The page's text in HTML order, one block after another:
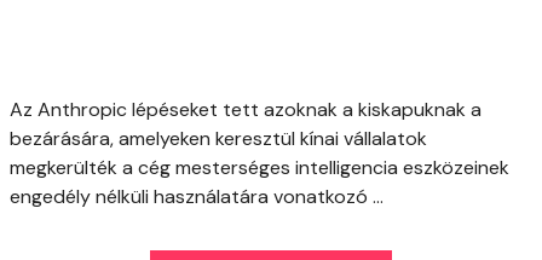
Az Anthropic lépéseket tett azoknak a kiskapuknak a
bezárására, amelyeken keresztül kínai vállalatok
megkerülték a cég mesterséges intelligencia eszközeinek
engedély nélküli használatára vonatkozó ...